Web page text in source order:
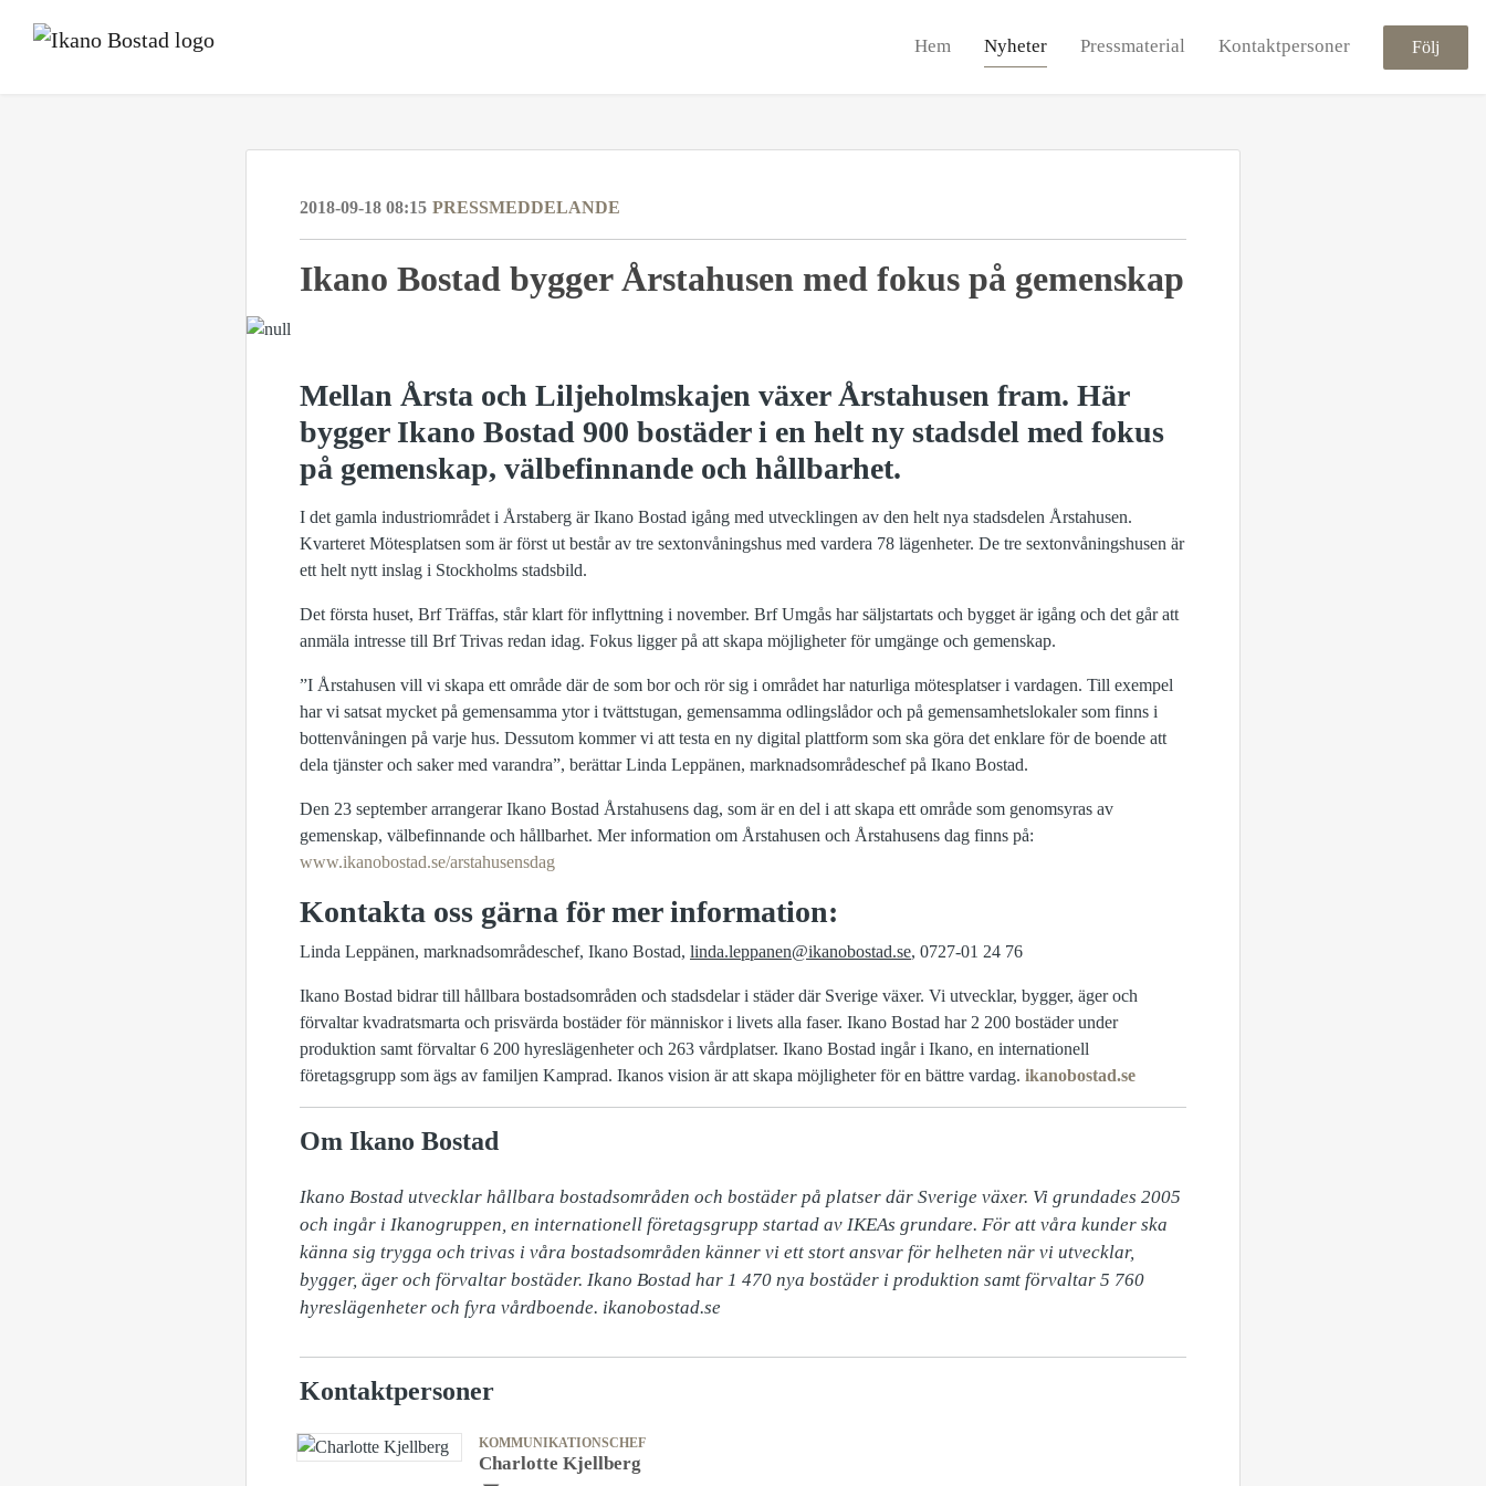
Hem Nyheter Pressmaterial Kontaktpersoner Följ
2018-09-18 08:15 PRESSMEDDELANDE
Ikano Bostad bygger Årstahusen med fokus på gemenskap
Mellan Årsta och Liljeholmskajen växer Årstahusen fram. Här
bygger Ikano Bostad 900 bostäder i en helt ny stadsdel med fokus
på gemenskap, välbefinnande och hållbarhet.
I det gamla industriområdet i Årstaberg är Ikano Bostad igång med utvecklingen av den helt nya stadsdelen Årstahusen.
Kvarteret Mötesplatsen som är först ut består av tre sextonvåningshus med vardera 78 lägenheter. De tre sextonvåningshusen är
ett helt nytt inslag i Stockholms stadsbild.
Det första huset, Brf Träffas, står klart för inflyttning i november. Brf Umgås har säljstartats och bygget är igång och det går att
anmäla intresse till Brf Trivas redan idag. Fokus ligger på att skapa möjligheter för umgänge och gemenskap.
”I Årstahusen vill vi skapa ett område där de som bor och rör sig i området har naturliga mötesplatser i vardagen. Till exempel
har vi satsat mycket på gemensamma ytor i tvättstugan, gemensamma odlingslådor och på gemensamhetslokaler som finns i
bottenvåningen på varje hus. Dessutom kommer vi att testa en ny digital plattform som ska göra det enklare för de boende att
dela tjänster och saker med varandra”, berättar Linda Leppänen, marknadsområdeschef på Ikano Bostad.
Den 23 september arrangerar Ikano Bostad Årstahusens dag, som är en del i att skapa ett område som genomsyras av
gemenskap, välbefinnande och hållbarhet. Mer information om Årstahusen och Årstahusens dag finns på:
www.ikanobostad.se/arstahusensdag
Kontakta oss gärna för mer information:
Linda Leppänen, marknadsområdeschef, Ikano Bostad, linda.leppanen@ikanobostad.se, 0727-01 24 76
Ikano Bostad bidrar till hållbara bostadsområden och stadsdelar i städer där Sverige växer. Vi utvecklar, bygger, äger och
förvaltar kvadratsmarta och prisvärda bostäder för människor i livets alla faser. Ikano Bostad har 2 200 bostäder under
produktion samt förvaltar 6 200 hyreslägenheter och 263 vårdplatser. Ikano Bostad ingår i Ikano, en internationell
företagsgrupp som ägs av familjen Kamprad. Ikanos vision är att skapa möjligheter för en bättre vardag. ikanobostad.se
Om Ikano Bostad
​Ikano Bostad utvecklar hållbara bostadsområden och bostäder på platser där Sverige växer. Vi grundades 2005
och ingår i Ikanogruppen, en internationell företagsgrupp startad av IKEAs grundare. För att våra kunder ska
känna sig trygga och trivas i våra bostadsområden känner vi ett stort ansvar för helheten när vi utvecklar,
bygger, äger och förvaltar bostäder. Ikano Bostad har 1 470 nya bostäder i produktion samt förvaltar 5 760
hyreslägenheter och fyra vårdboende. ikanobostad.se
Kontaktpersoner
KOMMUNIKATIONSCHEF
Charlotte Kjellberg